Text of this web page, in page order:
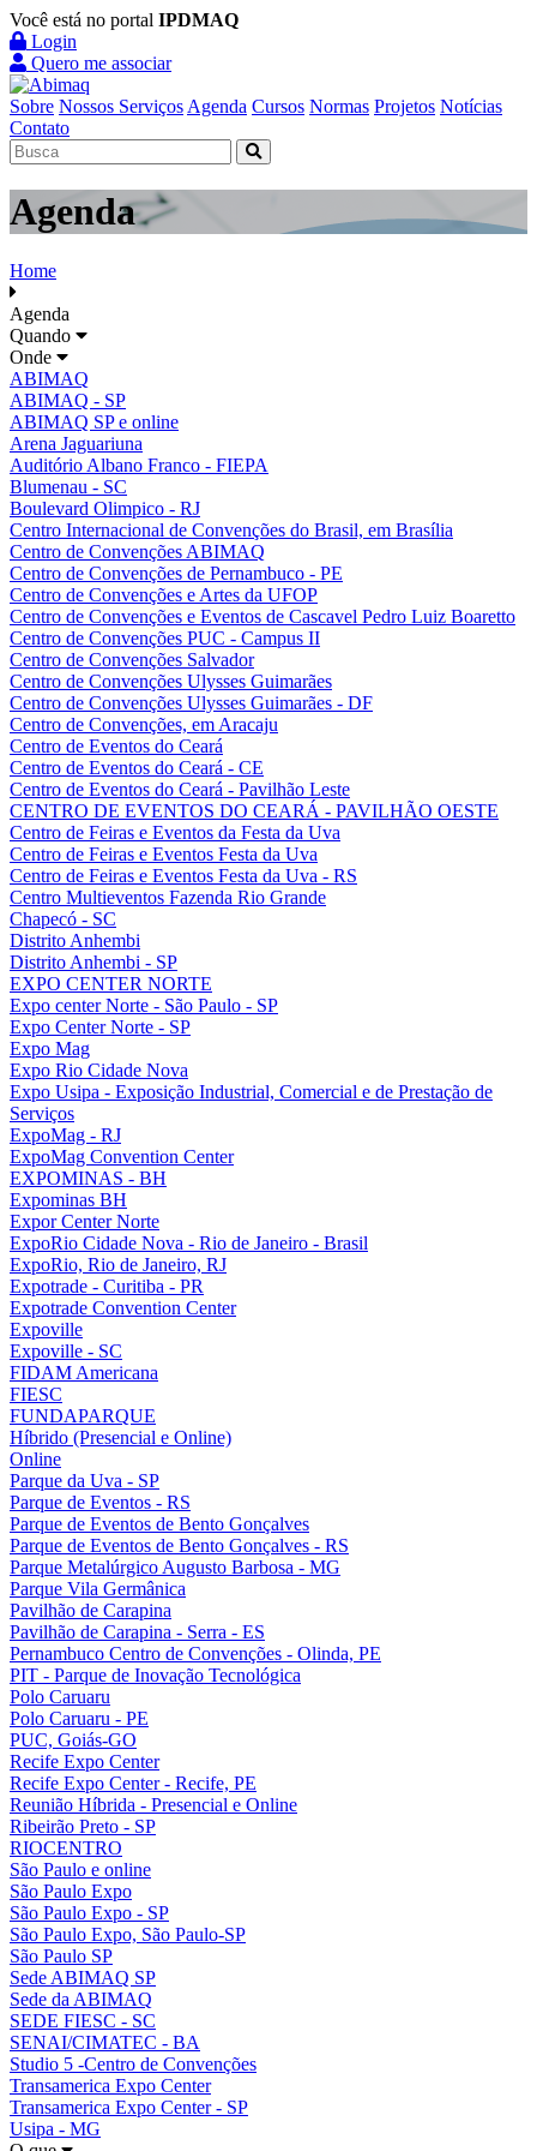
Você está no portal IPDMAQ
Login
Quero me associar
Sobre Nossos Serviços Agenda Cursos Normas Projetos Notícias
Contato
Agenda
Home
Agenda
Quando
Onde
ABIMAQ
ABIMAQ - SP
ABIMAQ SP e online
Arena Jaguariuna
Auditório Albano Franco - FIEPA
Blumenau - SC
Boulevard Olimpico - RJ
Centro Internacional de Convenções do Brasil, em Brasília
Centro de Convenções ABIMAQ
Centro de Convenções de Pernambuco - PE
Centro de Convenções e Artes da UFOP
Centro de Convenções e Eventos de Cascavel Pedro Luiz Boaretto
Centro de Convenções PUC - Campus II
Centro de Convenções Salvador
Centro de Convenções Ulysses Guimarães
Centro de Convenções Ulysses Guimarães - DF
Centro de Convenções, em Aracaju
Centro de Eventos do Ceará
Centro de Eventos do Ceará - CE
Centro de Eventos do Ceará - Pavilhão Leste
CENTRO DE EVENTOS DO CEARÁ - PAVILHÃO OESTE
Centro de Feiras e Eventos da Festa da Uva
Centro de Feiras e Eventos Festa da Uva
Centro de Feiras e Eventos Festa da Uva - RS
Centro Multieventos Fazenda Rio Grande
Chapecó - SC
Distrito Anhembi
Distrito Anhembi - SP
EXPO CENTER NORTE
Expo center Norte - São Paulo - SP
Expo Center Norte - SP
Expo Mag
Expo Rio Cidade Nova
Expo Usipa - Exposição Industrial, Comercial e de Prestação de
Serviços
ExpoMag - RJ
ExpoMag Convention Center
EXPOMINAS - BH
Expominas BH
Expor Center Norte
ExpoRio Cidade Nova - Rio de Janeiro - Brasil
ExpoRio, Rio de Janeiro, RJ
Expotrade - Curitiba - PR
Expotrade Convention Center
Expoville
Expoville - SC
FIDAM Americana
FIESC
FUNDAPARQUE
Híbrido (Presencial e Online)
Online
Parque da Uva - SP
Parque de Eventos - RS
Parque de Eventos de Bento Gonçalves
Parque de Eventos de Bento Gonçalves - RS
Parque Metalúrgico Augusto Barbosa - MG
Parque Vila Germânica
Pavilhão de Carapina
Pavilhão de Carapina - Serra - ES
Pernambuco Centro de Convenções - Olinda, PE
PIT - Parque de Inovação Tecnológica
Polo Caruaru
Polo Caruaru - PE
PUC, Goiás-GO
Recife Expo Center
Recife Expo Center - Recife, PE
Reunião Híbrida - Presencial e Online
Ribeirão Preto - SP
RIOCENTRO
São Paulo e online
São Paulo Expo
São Paulo Expo - SP
São Paulo Expo, São Paulo-SP
São Paulo SP
Sede ABIMAQ SP
Sede da ABIMAQ
SEDE FIESC - SC
SENAI/CIMATEC - BA
Studio 5 -Centro de Convenções
Transamerica Expo Center
Transamerica Expo Center - SP
Usipa - MG